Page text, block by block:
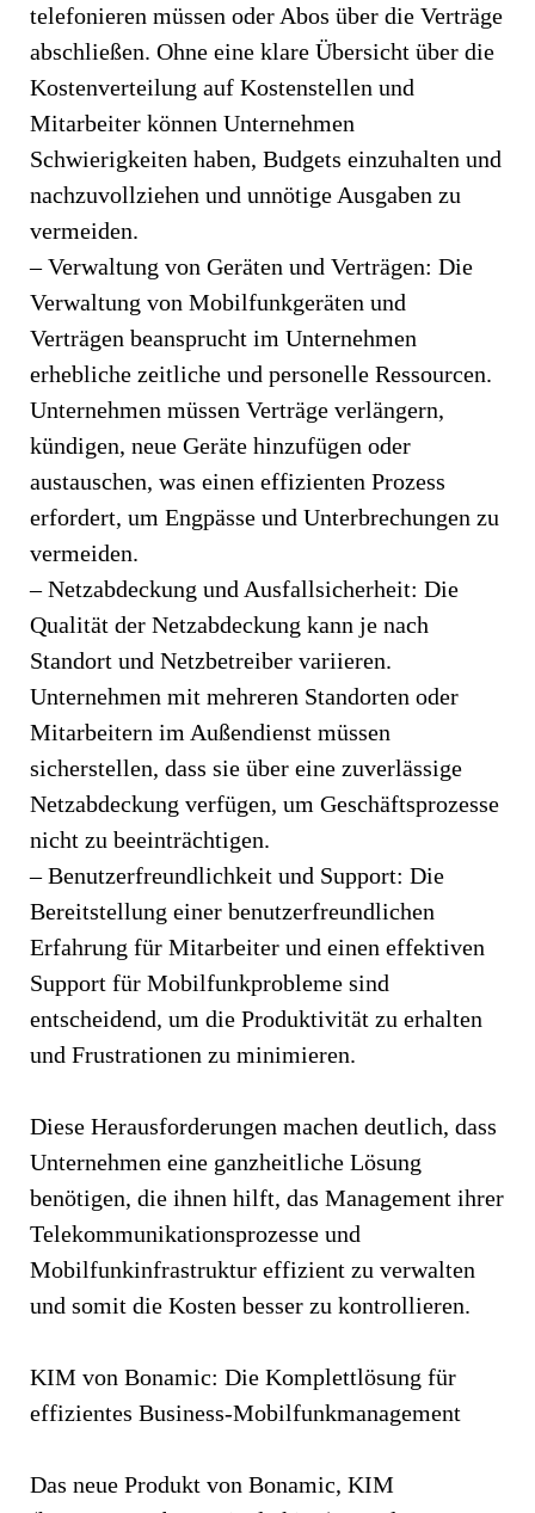
telefonieren müssen oder Abos über die Verträge
abschließen. Ohne eine klare Übersicht über die
Kostenverteilung auf Kostenstellen und
Mitarbeiter können Unternehmen
Schwierigkeiten haben, Budgets einzuhalten und
nachzuvollziehen und unnötige Ausgaben zu
vermeiden.
– Verwaltung von Geräten und Verträgen: Die
Verwaltung von Mobilfunkgeräten und
Verträgen beansprucht im Unternehmen
erhebliche zeitliche und personelle Ressourcen.
Unternehmen müssen Verträge verlängern,
kündigen, neue Geräte hinzufügen oder
austauschen, was einen effizienten Prozess
erfordert, um Engpässe und Unterbrechungen zu
vermeiden.
– Netzabdeckung und Ausfallsicherheit: Die
Qualität der Netzabdeckung kann je nach
Standort und Netzbetreiber variieren.
Unternehmen mit mehreren Standorten oder
Mitarbeitern im Außendienst müssen
sicherstellen, dass sie über eine zuverlässige
Netzabdeckung verfügen, um Geschäftsprozesse
nicht zu beeinträchtigen.
– Benutzerfreundlichkeit und Support: Die
Bereitstellung einer benutzerfreundlichen
Erfahrung für Mitarbeiter und einen effektiven
Support für Mobilfunkprobleme sind
entscheidend, um die Produktivität zu erhalten
und Frustrationen zu minimieren.
Diese Herausforderungen machen deutlich, dass
Unternehmen eine ganzheitliche Lösung
benötigen, die ihnen hilft, das Management ihrer
Telekommunikationsprozesse und
Mobilfunkinfrastruktur effizient zu verwalten
und somit die Kosten besser zu kontrollieren.
KIM von Bonamic: Die Komplettlösung für
effizientes Business-Mobilfunkmanagement
Das neue Produkt von Bonamic, KIM